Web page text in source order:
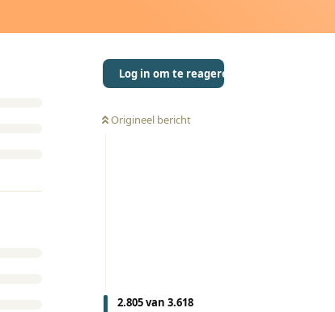
Log in om te reageren
Origineel bericht
2.805van 3.618